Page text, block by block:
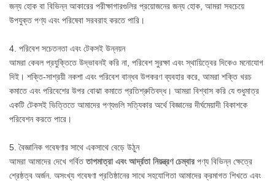
জন্য হোক বা বিভিন্ন আকারের পরীক্ষাগারগুলির প্রয়োজনের জন্য হোক, আমরা সবচেয়ে
উপযুক্ত পণ্য এবং পরিষেবা সরবরাহ করতে পারি।
4. পরিবেশ সচেতনতা এবং টেকসই উন্নয়ন
আমরা কেবল প্রযুক্তিতে উদ্ভাবনই করি না, পরিবেশ সুরক্ষা এবং স্থায়িত্বের দিকেও মনোযোগ
দিই। শক্তি-সাশ্রয়ী নকশা এবং পরিবেশ বান্ধব উপকরণ ব্যবহার করে, আমরা শক্তি খরচ
কমাতে এবং পরিবেশের উপর বোঝা কমাতে প্রতিশ্রুতিবদ্ধ। আমরা বিশ্বাস করি যে শুধুমাত্র
একটি টেকসই ভিত্তিতে আমাদের পণ্যগুলি সত্যিকার অর্থে বিজ্ঞানের দীর্ঘমেয়াদী বিকাশকে
পরিবেশন করতে পারে।
5. বৈজ্ঞানিক গবেষণার সাথে একসাথে বেড়ে উঠুন
আমরা আমাদের দেখে গর্বিততাপমাত্রা এবং আর্দ্রতা নিয়ন্ত্রণ চেম্বার পণ্য বিভিন্ন ক্ষেত্রে
শ্রেষ্ঠত্ব অর্জন. অসংখ্য গবেষণা প্রতিষ্ঠানের সাথে সহযোগিতা আমাদের ক্রমাগত শিখতে এবং